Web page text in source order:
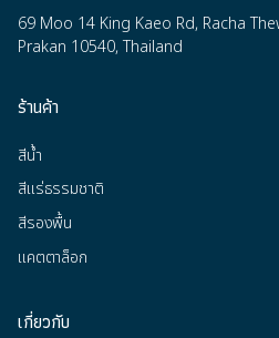
69 Moo 14 King Kaeo Rd, Racha
Prakan 10540, Thailand
ร้านค้า
สีน้ำ
สีแร่ธรรมชาติ
สีรองพื้น
แคตตาล็อก
เกี่ยวกับ